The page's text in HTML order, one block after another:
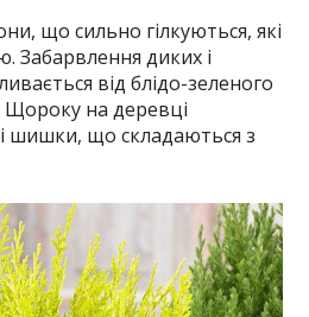
що сильно гілкуються, які
Забарвлення диких і
від блідо-зеленого
Щороку на деревці
шишки, що складаються з